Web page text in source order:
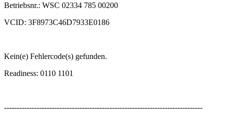
Betriebsnr.: WSC 02334 785 00200
VCID: 3F8973C46D7933E0186
Kein(e) Fehlercode(s) gefunden.
Readiness: 0110 1101
-------------------------------------------------------------------------------